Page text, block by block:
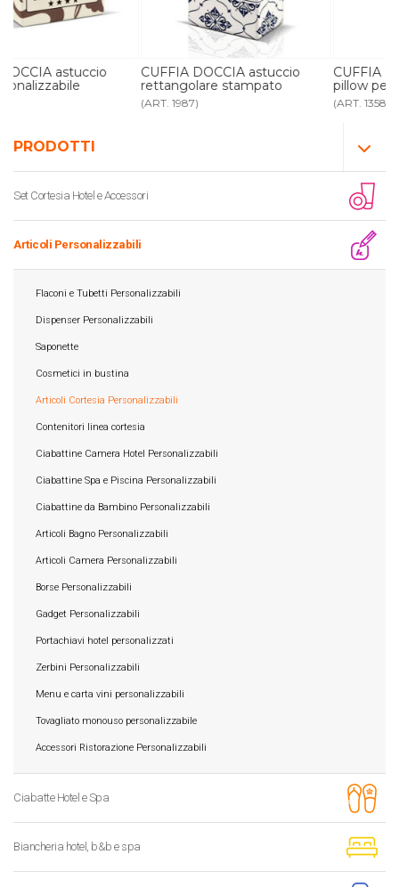
PRODOTTI
Set Cortesia Hotel e Accessori
Articoli Personalizzabili
Flaconi e Tubetti Personalizzabili
Dispenser Personalizzabili
Saponette
Cosmetici in bustina
Articoli Cortesia Personalizzabili
Contenitori linea cortesia
Ciabattine Camera Hotel Personalizzabili
Ciabattine Spa e Piscina Personalizzabili
Ciabattine da Bambino Personalizzabili
Articoli Bagno Personalizzabili
Articoli Camera Personalizzabili
Borse Personalizzabili
Gadget Personalizzabili
Portachiavi hotel personalizzati
Zerbini Personalizzabili
Menu e carta vini personalizzabili
Tovagliato monouso personalizzabile
Accessori Ristorazione Personalizzabili
Ciabatte Hotel e Spa
Biancheria hotel, b&b e spa
CUFFIA DOCCIA astuccio
rettangolare stampato
CUFFIA DOCCIA astuccio
pillow personalizzabile